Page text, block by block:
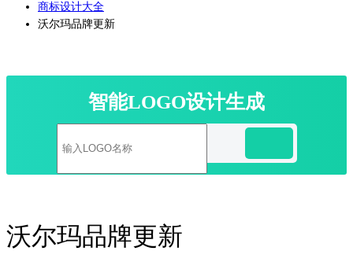
商标设计大全
沃尔玛品牌更新
智能LOGO设计生成
沃尔玛品牌更新